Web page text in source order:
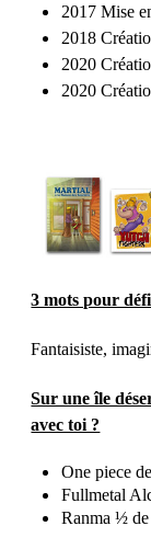
2017 Mise
2018
2020
2020
3 mots pour
Fantaisiste,
Sur une île
avec toi ?
One piece
Fullmetal
Ranma ½